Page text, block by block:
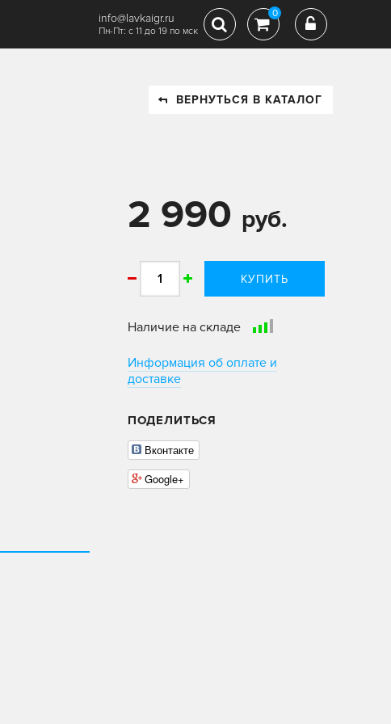
info@lavkaigr.ru
Пн-Пт: с 11 до 19 по мск
0
ВЕРНУТЬСЯ В КАТАЛОГ
2 990 руб.
КУПИТЬ
Наличие на складе
Информация об оплате и
доставке
ПОДЕЛИТЬСЯ
Вконтакте
Google+